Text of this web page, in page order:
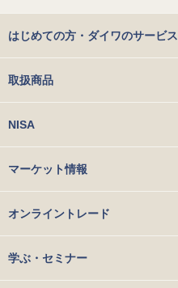
はじめての方・ダイワのサービス
取扱商品
NISA
マーケット情報
オンライントレード
学ぶ・セミナー